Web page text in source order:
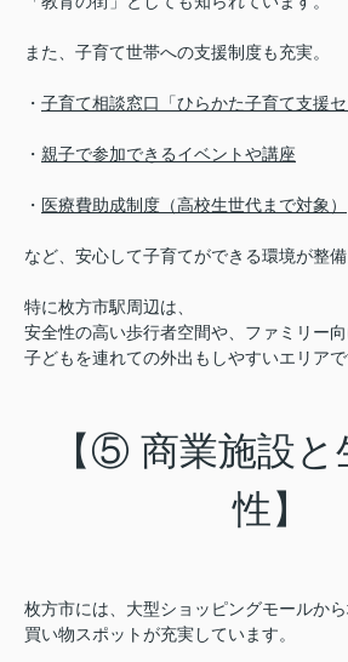
また、子育て世帯への支援制度も充実。
・ 子育て相談窓口「ひらかた子育て支援セ
・ 親子で参加できるイベントや講座
・ 医療費助成制度（高校生世代まで対象）
など、安心して子育てができる環境が整備
特に枚方市駅周辺は、
安全性の高い歩行者空間や、ファミリー
子どもを連れての外出もしやすいエリアで
【⑤ 商業施設と
性】
枚方市には、大型ショッピングモールか
買い物スポットが充実しています。